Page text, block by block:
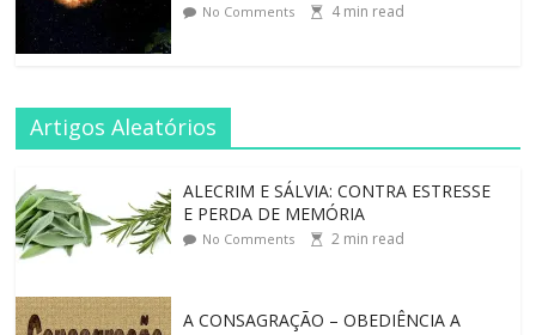
No Comments 4min read
Artigos Aleatórios
ALECRIM E SÁLVIA: CONTRA ESTRESSE
E PERDA DE MEMÓRIA
No Comments 2 min read
A CONSAGRAÇÃO – OBEDIÊNCIA A